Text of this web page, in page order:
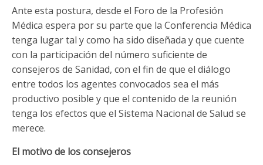
Ante esta postura, desde el Foro de la Profesión
Médica espera por su parte que la Conferencia Médica
tenga lugar tal y como ha sido diseñada y que cuente
con la participación del número suficiente de
consejeros de Sanidad, con el fin de que el diálogo
entre todos los agentes convocados sea el más
productivo posible y que el contenido de la reunión
tenga los efectos que el Sistema Nacional de Salud se
merece.
El motivo de los consejeros